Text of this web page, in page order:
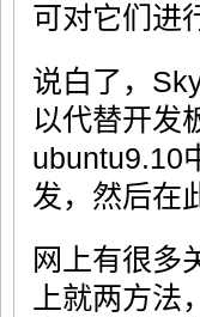
可对它们进
说白了，
以代替开发
ubuntu9.10
发，然后在
网上有很多
上就两方